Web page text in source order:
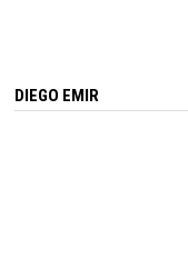
DIEGO EMIR